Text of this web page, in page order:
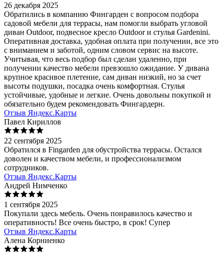
26 декабря 2025
Обратились в компанию Фингарден с вопросом подбора
садовой мебели для террасы, нам помогли выбрать угловой
диван Outdoor, подвесное кресло Outdoor и стулья Gardenini.
Оперативная доставка, удобная оплата при получении, все это
с вниманием и заботой, одним словом сервис на высоте.
Учитывая, что весь подбор был сделан удаленно, при
получении качество мебели превзошло ожидание. У дивана
крупное красивое плетение, сам диван низкий, но за счет
высоты подушки, посадка очень комфортная. Стулья
устойчивые, удобные и легкие. Очень довольны покупкой и
обязательно будем рекомендовать Фингардерн.
Отзыв Яндекс.Карты
Павел Кириллов
22 сентября 2025
Обратился в Fingarden для обустройства террасы. Остался
доволен и качеством мебели, и профессионализмом
сотрудников.
Отзыв Яндекс.Карты
Андрей Нимченко
1 сентября 2025
Покупали здесь мебель. Очень понравилось качество и
оперативность! Все очень быстро, в срок! Супер
Отзыв Яндекс.Карты
Алена Корниенко